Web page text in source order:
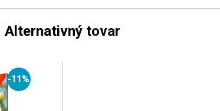
Alternativný tovar
-11%